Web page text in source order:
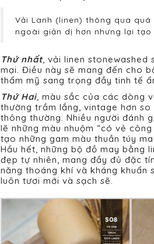
Vải Lanh (linen) thông qua
ngoài giản dị hơn nhưng lại
Thứ nhất, vải linen stonewashed
mại. Điều này sẽ mang đến cho
thẩm mỹ sang trọng đầy tinh tế
Thứ Hai, màu sắc của các dòng
thường trầm lắng, vintage hơn
thông thường. Nhiều người đánh
lẽ những màu nhuộm “có vẻ
tạo những gam màu thuần túy
Hầu hết, những bộ đồ may bằng
đẹp tự nhiên, mang đầy đủ đặc
năng thoáng khí và kháng khuẩn
luôn tươi mới và sạch sẽ.